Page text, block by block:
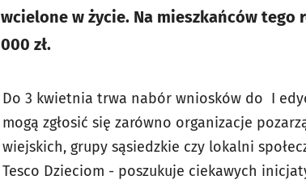
wcielone w życie. Na mieszkańców tego
000 zł.
Do 3 kwietnia trwa nabór wniosków do I
mogą zgłosić się zarówno organizacje
wiejskich, grupy sąsiedzkie czy lokalni
Tesco Dzieciom - poszukuje ciekawych